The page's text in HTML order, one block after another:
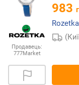
Продавець:
777Market
983